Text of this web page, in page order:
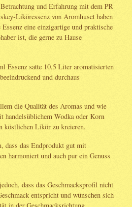
und Erfahrung mit dem PR
Liköressenz von Aromhuset haben
eine einzigartige und praktische
ist, die gerne zu Hause
Essenz satte 10,5 Liter aromatisierten
und durchaus
die Qualität des Aromas und wie
handelsüblichem Wodka oder Korn
köstlichen Likör zu kreieren.
dass das Endprodukt gut mit
harmoniert und auch pur ein Genuss
dass das Geschmacksprofil nicht
entspricht und wünschen sich